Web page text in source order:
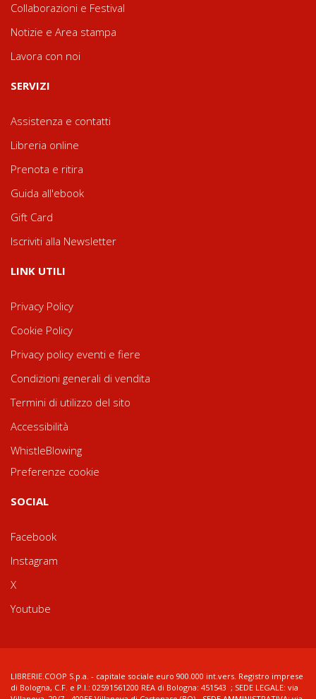
Collaborazioni e Festival
Notizie e Area stampa
Lavora con noi
SERVIZI
Assistenza e contatti
Libreria online
Prenota e ritira
Guida all'ebook
Gift Card
Iscriviti alla Newsletter
LINK UTILI
Privacy Policy
Cookie Policy
Privacy policy eventi e fiere
Condizioni generali di vendita
Termini di utilizzo del sito
Accessibilità
WhistleBlowing
Preferenze cookie
SOCIAL
Facebook
Instagram
X
Youtube
LIBRERIE.COOP S.p.a. - capitale sociale euro 900.000 int.vers. Registro imprese
di Bologna, C.F. e P.I.: 02591561200 REA di Bologna: 451543 ; SEDE LEGALE: via